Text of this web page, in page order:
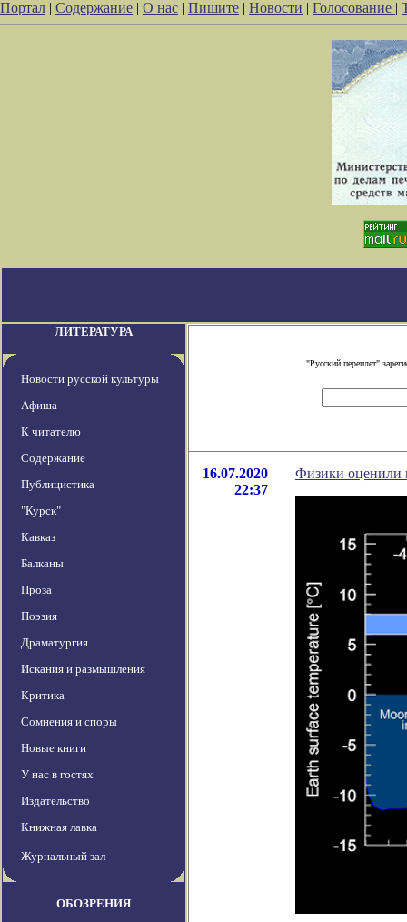
Портал | Содержание | О нас | Пишите | Новости | Голосование |
ЛИТЕРАТУРА
Новости русской культуры
Афиша
К читателю
Содержание
Публицистика
"Курск"
Кавказ
Балканы
Проза
Поэзия
Драматургия
Искания и размышления
Критика
Сомнения и споры
Новые книги
У нас в гостях
Издательство
Книжная лавка
Журнальный зал
ОБОЗРЕНИЯ
"Русский переплет"
16.07.2020
22:37
Физики оценили